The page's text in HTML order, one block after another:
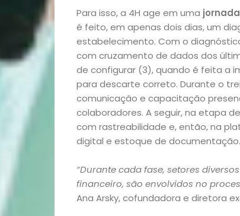
Notícias
Opinião
Pets
Receitas
Saúde
e
Qualidade
Para isso, a 4H age em uma
é feito, em apenas dois dias, um
estabelecimento. Com o
com cruzamento de dados dos
de configurar (3), quando é feita a
para descarte correto. Durante o
comunicação e capacitação
colaboradores. A seguir, na etapa
com rastreabilidade e, então, na
digital e estoque de documentação.
“Durante cada fase, setores
financeiro, são envolvidos no
Ana Arsky, cofundadora e diretora